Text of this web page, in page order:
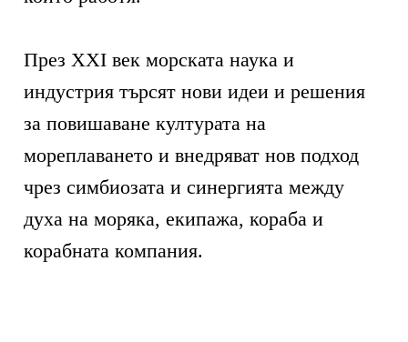
През XXI век морската наука и
индустрия търсят нови идеи и решения
за повишаване културата на
мореплаването и внедряват нов подход
чрез симбиозата и синергията между
духа на моряка, екипажа, кораба и
корабната компания.